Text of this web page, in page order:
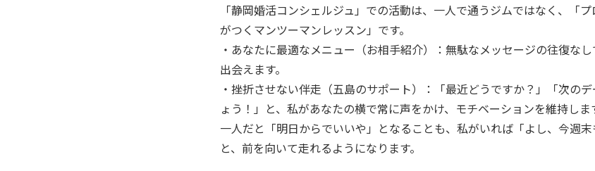
「静岡婚活コンシェルジュ」での活動は、一人で通うジムではなく、「
がつくマンツーマンレッスン」です。
・あなたに最適なメニュー（お相手紹介）：無駄なメッセージの往復な
出会えます。
・挫折させない伴走（五島のサポート）：「最近どうですか？」「次の
ょう！」と、私があなたの横で常に声をかけ、モチベーションを維持しま
一人だと「明日からでいいや」となることも、私がいれば「よし、今週末
と、前を向いて走れるようになります。